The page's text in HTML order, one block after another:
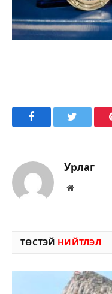
FacebookTwitter
Урлаг
Вэбсайт
ТӨСТЭЙ НИЙТЛЭЛ